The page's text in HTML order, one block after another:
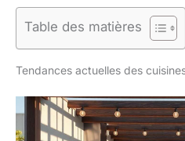
Table des matières
Tendances actuelles des